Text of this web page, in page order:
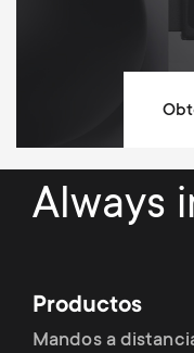
Always
Productos
Mandos a